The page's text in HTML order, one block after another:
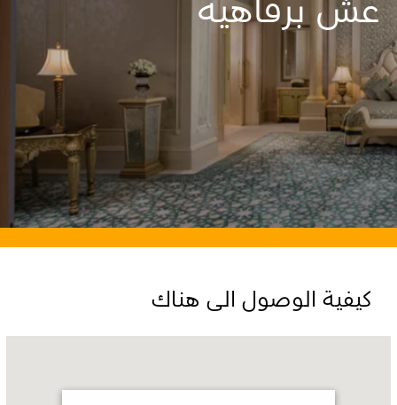
عش برفاهية
كيفية الوصول الى هناك